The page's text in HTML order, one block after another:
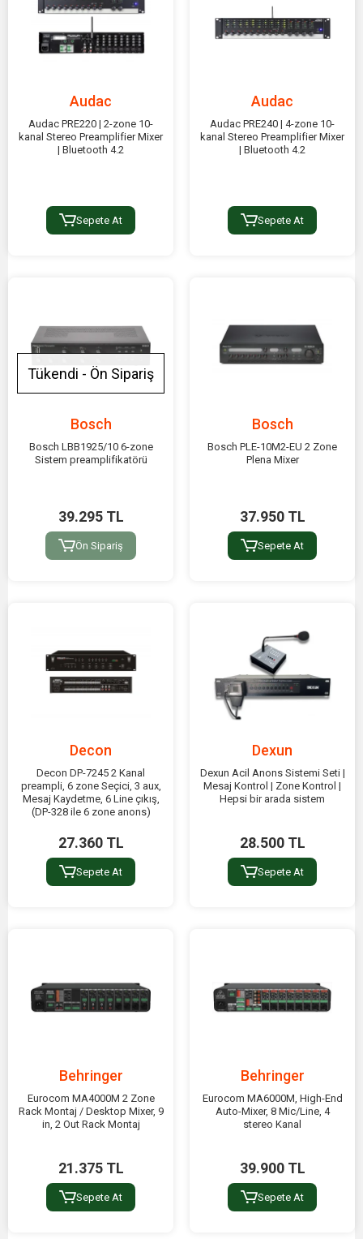
Audac
Audac PRE220 | 2-zone 10-
kanal Stereo Preamplifier Mixer
| Bluetooth 4.2
Sepete At
Audac
Audac PRE240 | 4-zone 10-
kanal Stereo Preamplifier Mixer
| Bluetooth 4.2
Sepete At
Tükendi - Ön Sipariş
Bosch
Bosch LBB1925/10 6-zone
Sistem preamplifikatörü
39.295 TL
Ön Sipariş
Bosch
Bosch PLE-10M2-EU 2 Zone
Plena Mixer
37.950 TL
Sepete At
Decon
Decon DP-7245 2 Kanal
preampli, 6 zone Seçici, 3 aux,
Mesaj Kaydetme, 6 Line çıkış,
(DP-328 ile 6 zone anons)
27.360 TL
Sepete At
Dexun
Dexun Acil Anons Sistemi Seti |
Mesaj Kontrol | Zone Kontrol |
Hepsi bir arada sistem
28.500 TL
Sepete At
Behringer
Eurocom MA4000M 2 Zone
Rack Montaj / Desktop Mixer, 9
in, 2 Out Rack Montaj
21.375 TL
Sepete At
Behringer
Eurocom MA6000M, High-End
Auto-Mixer, 8 Mic/Line, 4
stereo Kanal
39.900 TL
Sepete At